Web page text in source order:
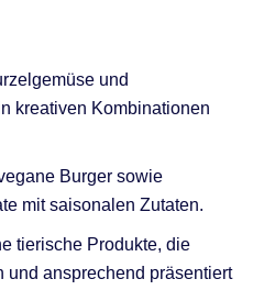
und
kreativen Kombinationen
Burger sowie
mit saisonalen Zutaten.
tierische Produkte, die
und ansprechend präsentiert